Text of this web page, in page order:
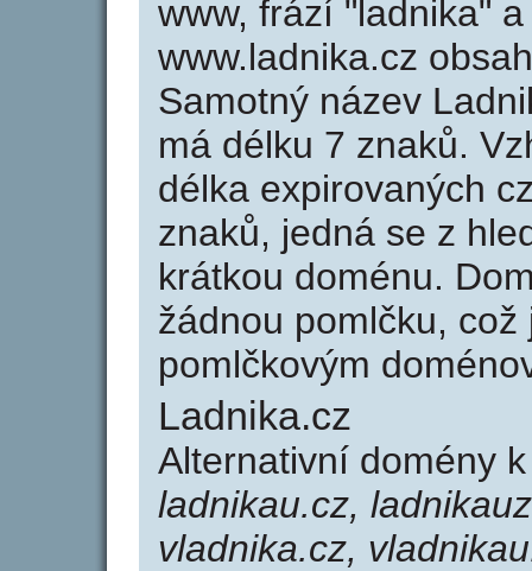
www, frází "ladnika"
www.ladnika.cz
Samotný název
má délku 7 znaků.
délka expirovaných
znaků, jedná se z
krátkou doménu.
žádnou pomlčku,
pomlčkovým
Ladnika.cz
Alternativní domény
ladnikau.cz,
vladnika.cz,